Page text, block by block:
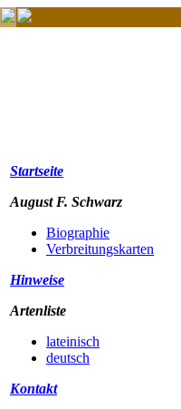
Startseite
August F. Schwarz
Biographie
Verbreitungskarten
Hinweise
Artenliste
lateinisch
deutsch
Kontakt